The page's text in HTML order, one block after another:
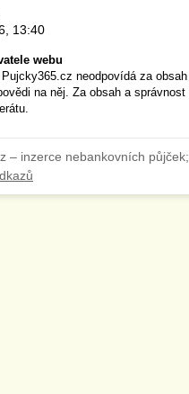
13:40
webu
neodpovídá za
na něj. Za obsah a
– inzerce nebankovních